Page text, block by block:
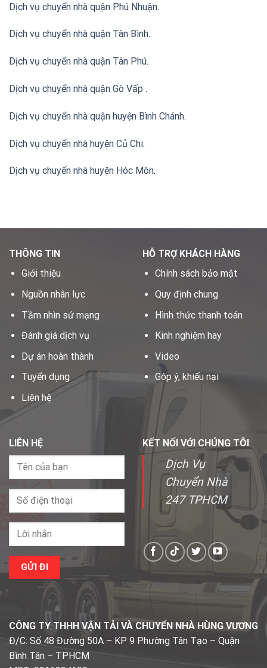
Dịch vụ chuyển nhà quận Phú Nhuận.
Dịch vụ chuyển nhà quận Tân Bình.
Dịch vụ chuyển nhà quận Tân Phú.
Dịch vụ chuyển nhà quận Gò Vấp .
Dịch vụ chuyển nhà quận huyện Bình Chánh.
Dịch vụ chuyển nhà huyện Củ Chi.
Dịch vụ chuyển nhà huyện Hóc Môn.
THÔNG TIN
Giới thiệu
Nguồn nhân lực
Tầm nhìn sứ mạng
Đánh giá dịch vụ
Dự án hoàn thành
Tuyển dụng
Liên hệ
HỖ TRỢ KHÁCH HÀNG
Chính sách bảo mật
Quy định chung
Hình thức thanh toán
Kinh nghiệm hay
Video
Góp ý, khiếu nại
LIÊN HỆ KẾT NỐI VỚI CHÚNG TÔI
Dịch Vụ
Chuyển Nhà
247 TPHCM
CÔNG TY THHH VẬN TẢI VÀ CHUYỂN NHÀ HÙNG VƯƠNG
Đ/C: Số 48 Đường 50A – KP 9 Phường Tân Tạo – Quận
Bình Tân – TPHCM